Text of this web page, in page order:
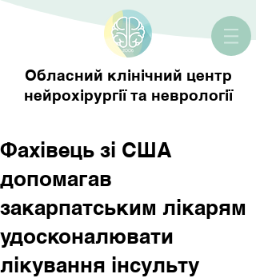
Обласний клінічний центр
нейрохірургії та неврології
Фахівець зі США
допомагав
закарпатським лікарям
удосконалювати
лікування інсульту